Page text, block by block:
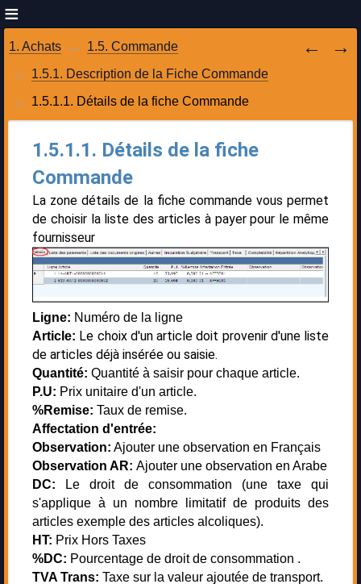
1. Achats
1.5. Commande
1.5.1. Description de la Fiche Commande
1.5.1.1. Détails de la fiche Commande
1.5.1.1. Détails de la fiche
Commande
La zone détails de la fiche commande vous permet
de choisir la liste des articles à payer pour le même
fournisseur
Ligne: Numéro de la ligne
Article: Le choix d'un article doit provenir d'une liste
de articles déjà insérée ou saisie.
Quantité: Quantité à saisir pour chaque article.
P.U: Prix unitaire d'un article.
%Remise: Taux de remise.
Affectation d'entrée:
Observation: Ajouter une observation en Français
Observation AR: Ajouter une observation en Arabe
DC:
Le droit de consommation (une taxe qui
s'applique à un nombre limitatif de produits des
articles exemple des articles alcoliques).
HT: Prix Hors Taxes
%DC: Pourcentage de droit de consommation .
TVA Trans: Taxe sur la valeur ajoutée de transport.